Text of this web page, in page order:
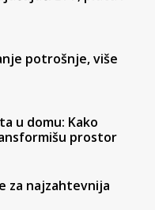
potrošnje, više
u domu: Kako
prostor
za najzahtevnija